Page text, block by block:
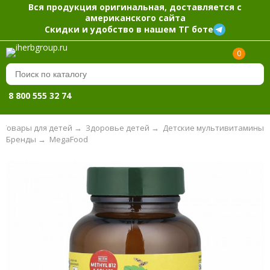
Вся продукция оригинальная, доставляется с
американского сайта
Скидки и удобство в нашем ТГ боте
0
8 800 555 32 74
Товары для детей → Здоровье детей → Детские мультивитамины
MegaFood
Бренды →